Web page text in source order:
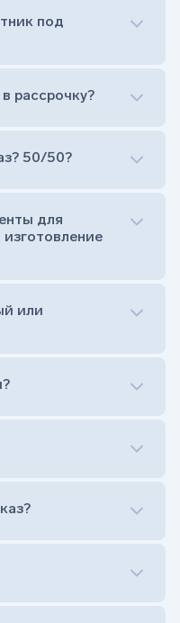
под
который при помощи
стела)
(крестик или
не рисовать)
рассрочку?
50/50?
для
или
менеджера на дом
менеджера на дом